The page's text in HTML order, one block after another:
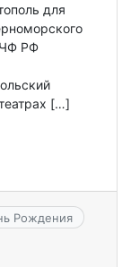
для
ЧФ РФ
[…]
Рождения